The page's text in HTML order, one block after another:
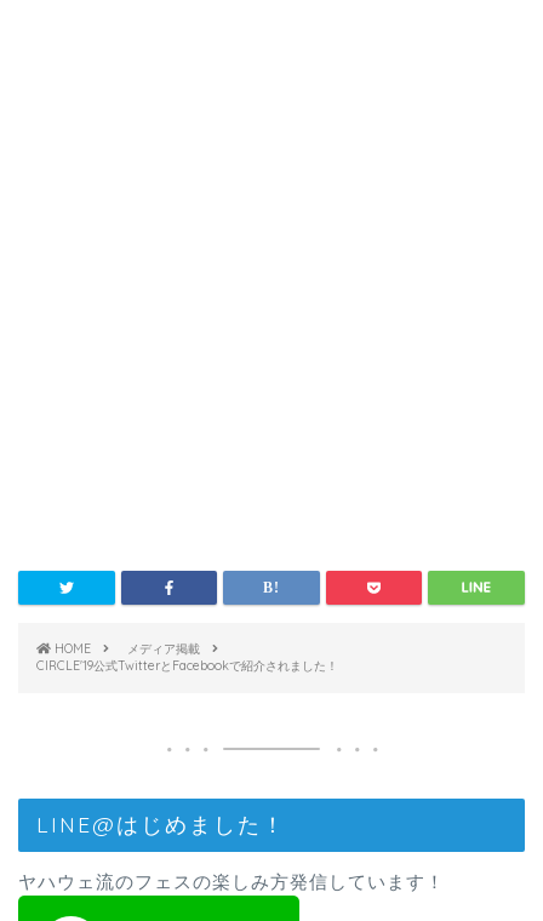
HOME
メディア掲載
CIRCLE'19公式TwitterとFacebookで紹介されました！
LINE@はじめました！
ヤハウェ流のフェスの楽しみ方発信しています！